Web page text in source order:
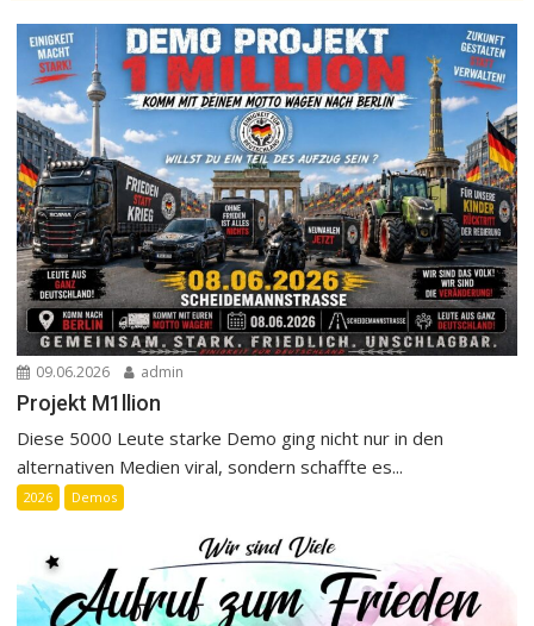
09.06.2026 admin
Projekt M1llion
Diese 5000 Leute starke Demo ging nicht nur in den
alternativen Medien viral, sondern schaffte es...
2026 Demos